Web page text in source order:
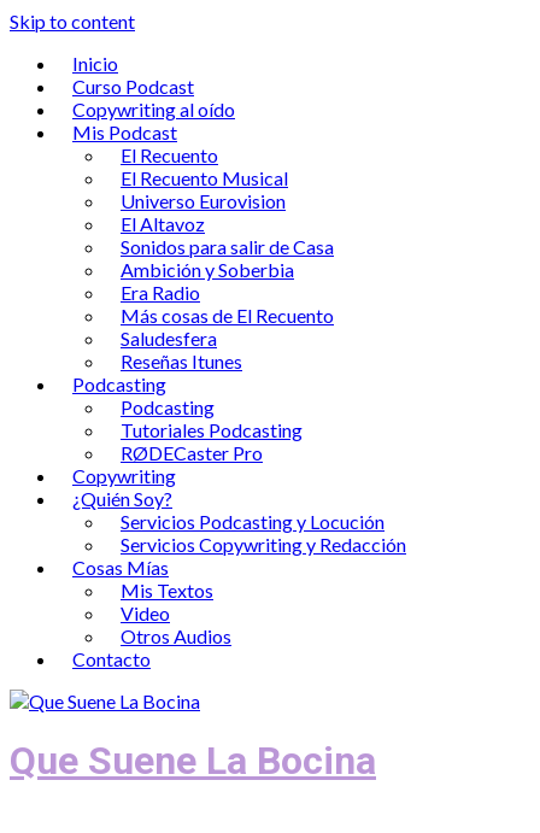
Skip to content
Inicio
Curso Podcast
Copywriting al oído
Mis Podcast
El Recuento
El Recuento Musical
Universo Eurovision
El Altavoz
Sonidos para salir de Casa
Ambición y Soberbia
Era Radio
Más cosas de El Recuento
Saludesfera
Reseñas Itunes
Podcasting
Podcasting
Tutoriales Podcasting
RØDECaster Pro
Copywriting
¿Quién Soy?
Servicios Podcasting y Locución
Servicios Copywriting y Redacción
Cosas Mías
Mis Textos
Video
Otros Audios
Contacto
Que Suene La Bocina